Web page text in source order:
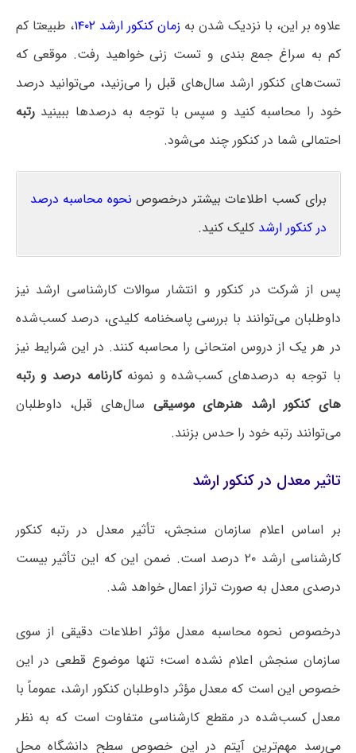
علاوه بر این، با نزدیک شدن به زمان کنکور ارشد ۱۴۰۲
، طبیعتا کم
کم به سراغ جمع بندی و تست زنی خواهید رفت. موقعی که
تست‌های کنکور ارشد سال‌های قبل را می‌زنید، می‌توانید درصد
خود را محاسبه کنید و سپس با توجه به درصدها ببینیدرتبه
احتمالی شما در کنکور چند می‌شود.
برای کسب اطلاعات بیشتر درخصوص نحوه محاسبه درصد
در کنکور ارشد کلیک کنید.
پس از شرکت در کنکور و انتشار سوالات کارشناسی ارشد نیز
داوطلبان می‌توانند با بررسی پاسخنامه کلیدی، درصد کسب‌شده
در هر یک از دروس امتحانی را محاسبه کنند. در این شرایط نیز
با توجه به درصدهای کسب‌شده و نمونهکارنامه درصد و رتبه
های کنکور ارشد هنرهای موسیقی سال‌های قبل، داوطلبان
می‌توانند رتبه خود را حدس بزنند.
تاثیر معدل در کنکور ارشد
بر اساس اعلام سازمان سنجش، تأثیر معدل در رتبه کنکور
کارشناسی ارشد ۲۰ درصد است. ضمن این که این تأثیر بیست
درصدی معدل به صورت تراز اعمال خواهد شد.
درخصوص نحوه محاسبه معدل مؤثر اطلاعات دقیقی از سوی
سازمان سنجش اعلام نشده است؛ تنها موضوع قطعی در این
خصوص این است که معدل مؤثر داوطلبان کنکور ارشد، عموماً با
معدل کسب‌شده در مقطع کارشناسی متفاوت است که به نظر
می‌رسد مهم‌ترین آیتم در این خصوص سطح دانشگاه محل